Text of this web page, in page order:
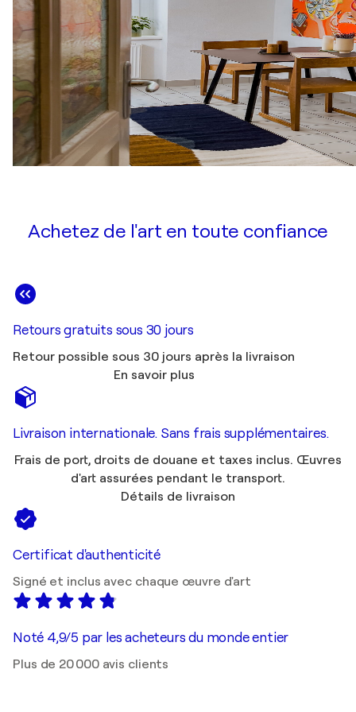
Achetez de l'art en toute confiance
Retours gratuits sous 30 jours
Retour possible sous 30 jours après la livraison
En savoir plus
Livraison internationale. Sans frais supplémentaires.
Frais de port, droits de douane et taxes inclus. Œuvres
d'art assurées pendant le transport.
Détails de livraison
Certificat d'authenticité
Signé et inclus avec chaque œuvre d'art
Noté 4,9/5 par les acheteurs du monde entier
Plus de 20 000 avis clients